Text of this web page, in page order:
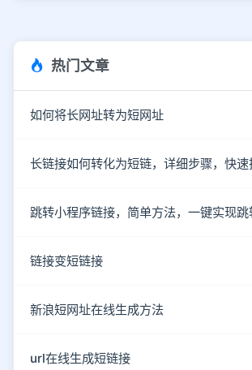
热门文章
如何将长网址转为短网址
长链接如何转化为短链，详细步骤，快
跳转小程序链接，简单方法，一键实现
链接变短链接
新浪短网址在线生成方法
url在线生成短链接